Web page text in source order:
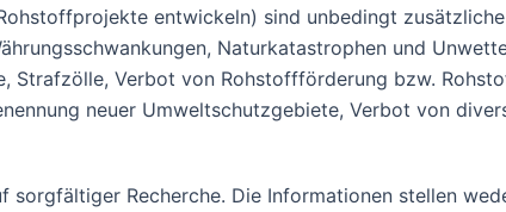
entwickeln) sind unbedingt
Naturkatastrophen und
Strafzölle, Verbot von Rohstoffförderung bzw.
neuer Umweltschutzgebiete, Verbot von
Recherche. Die Informationen stellen